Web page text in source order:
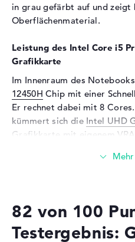
Sensorauflösung
Eingabegeräte
Netzwerk
WLAN
Bluetooth
Erweiterung / Konnektivität
Video
1
x
Audio
1
in grau gefärbt auf und zeigt
Oberflächenmaterial.
Leistung des Intel Core i5
Grafikkarte
Im Innenraum des
12450H Chip mit einer
Er rechnet dabei mit 8
kümmert sich die Intel UHD
Grafikkarte mit eigenem
Wieviel Speicher hat das
Das HUAWEI MateBook D 16
Arbeitsspeicher
82 von 100
Testergebnis: